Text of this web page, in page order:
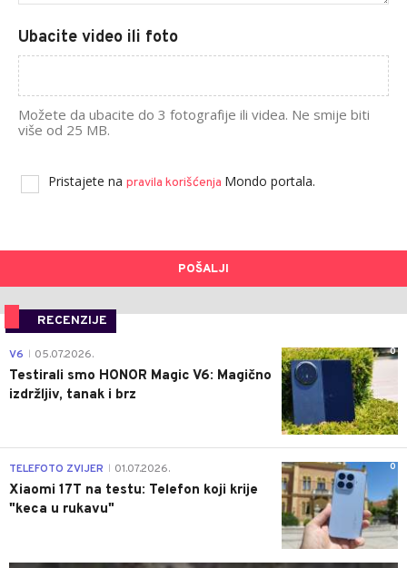
Ubacite video ili foto
Možete da ubacite do 3 fotografije ili videa. Ne smije biti
više od 25 MB.
Pristajete na pravila korišćenja Mondo portala.
POŠALJI
RECENZIJE
0
V6 05.07.2026.
Testirali smo HONOR Magic V6: Magično
izdržljiv, tanak i brz
0
TELEFOTO ZVIJER 01.07.2026.
Xiaomi 17T na testu: Telefon koji krije
"keca u rukavu"